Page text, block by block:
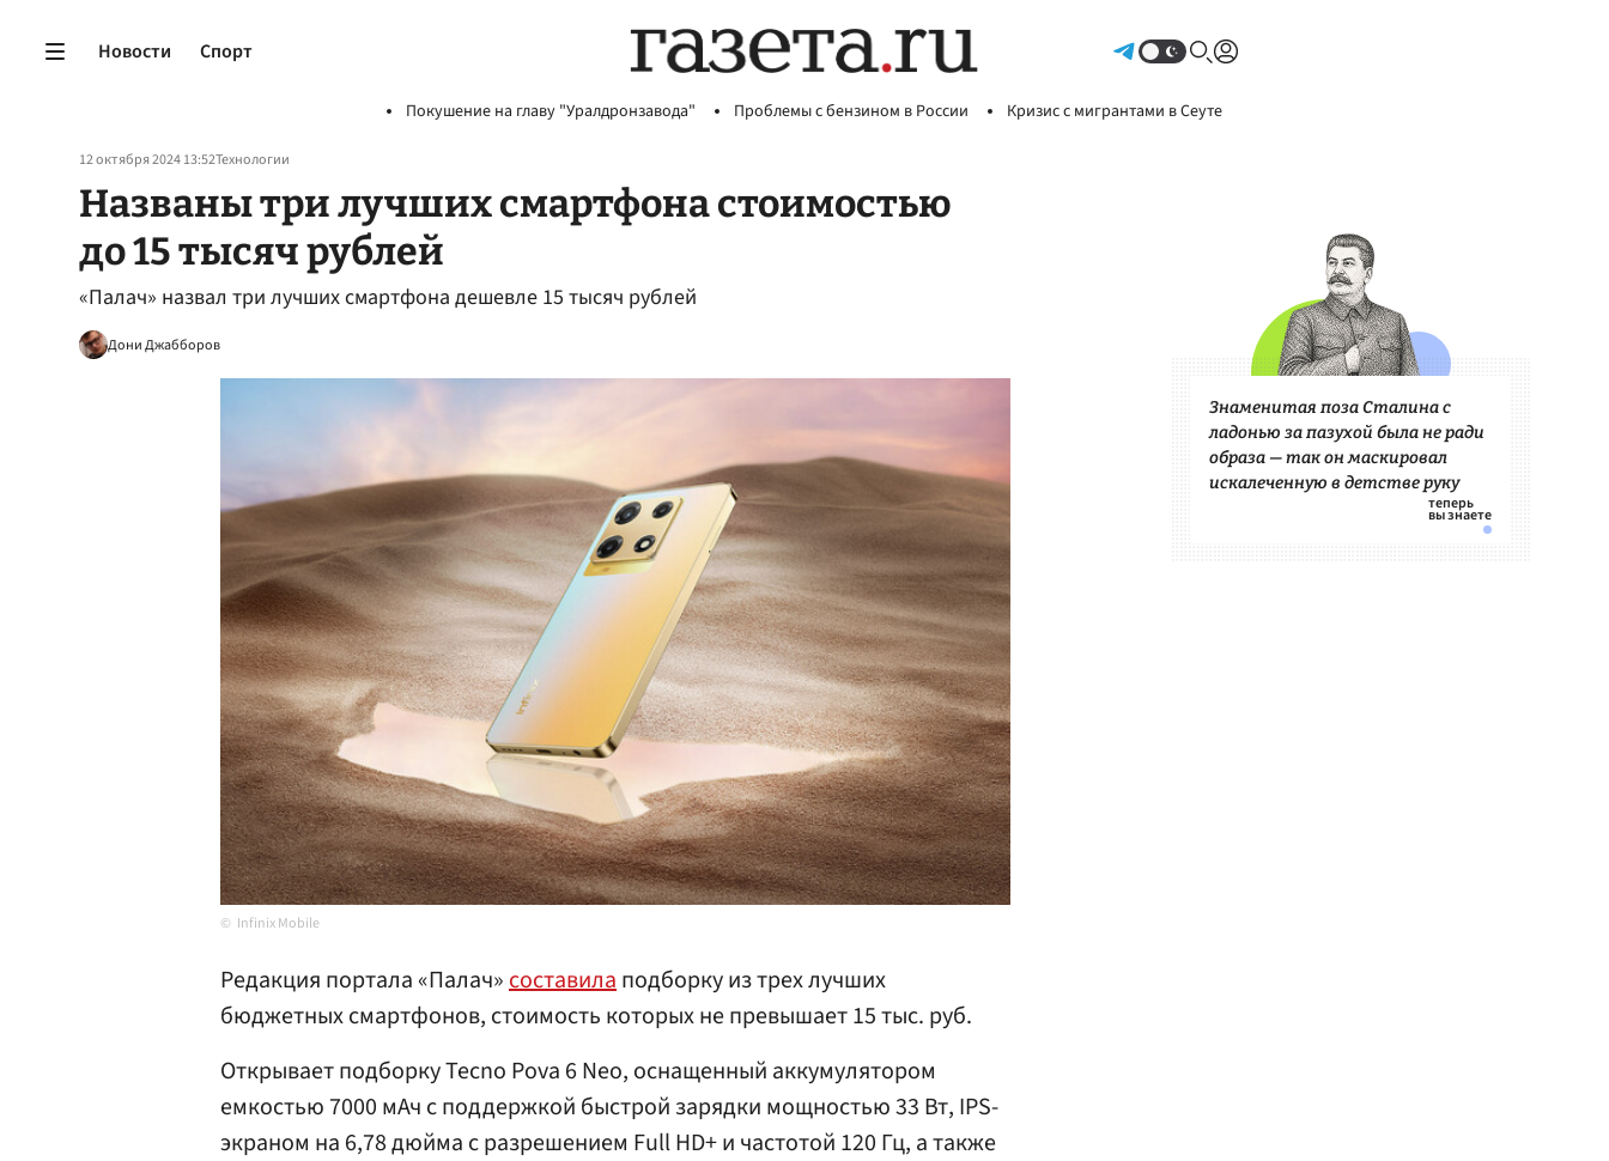
Новости Спорт
Покушение на главу "Уралдронзавода" Проблемы с бензином в России Кризис с мигрантами в Сеуте
12 октября 2024 13:52Технологии
Названы три лучших смартфона стоимостью
до 15 тысяч рублей
«Палач» назвал три лучших смартфона дешевле 15 тысяч рублей
Дони Джабборов
Infinix Mobile
Редакция портала «Палач»составилаподборку из трех лучших
бюджетных смартфонов, стоимость которых не превышает 15 тыс. руб.
Открывает подборку Tecno Pova 6 Neo, оснащенный аккумулятором
емкостью 7000 мАч с поддержкой быстрой зарядки мощностью 33 Вт, IPS-
экраном на 6,78 дюйма с разрешением Full HD+ и частотой 120 Гц, а также
Знаменитая поза Сталина с
ладонью за пазухой была не ради
образа — так он маскировал
искалеченную в детстве руку